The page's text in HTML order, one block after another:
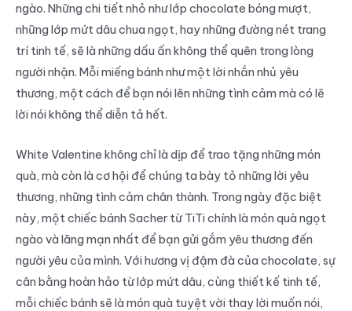
ngào. Những chi tiết nhỏ như lớp chocolate bóng mượt,
những lớp mứt dâu chua ngọt, hay những đường nét trang
trí tinh tế, sẽ là những dấu ấn không thể quên trong lòng
người nhận. Mỗi miếng bánh như một lời nhắn nhủ yêu
thương, một cách để bạn nói lên những tình cảm mà có lẽ
lời nói không thể diễn tả hết.
White Valentine không chỉ là dịp để trao tặng những món
quà, mà còn là cơ hội để chúng ta bày tỏ những lời yêu
thương, những tình cảm chân thành. Trong ngày đặc biệt
này, một chiếc bánh Sacher từ TiTi chính là món quà ngọt
ngào và lãng mạn nhất để bạn gửi gắm yêu thương đến
người yêu của mình. Với hương vị đậm đà của chocolate, sự
cân bằng hoàn hảo từ lớp mứt dâu, cùng thiết kế tinh tế,
mỗi chiếc bánh sẽ là món quà tuyệt vời thay lời muốn nói,